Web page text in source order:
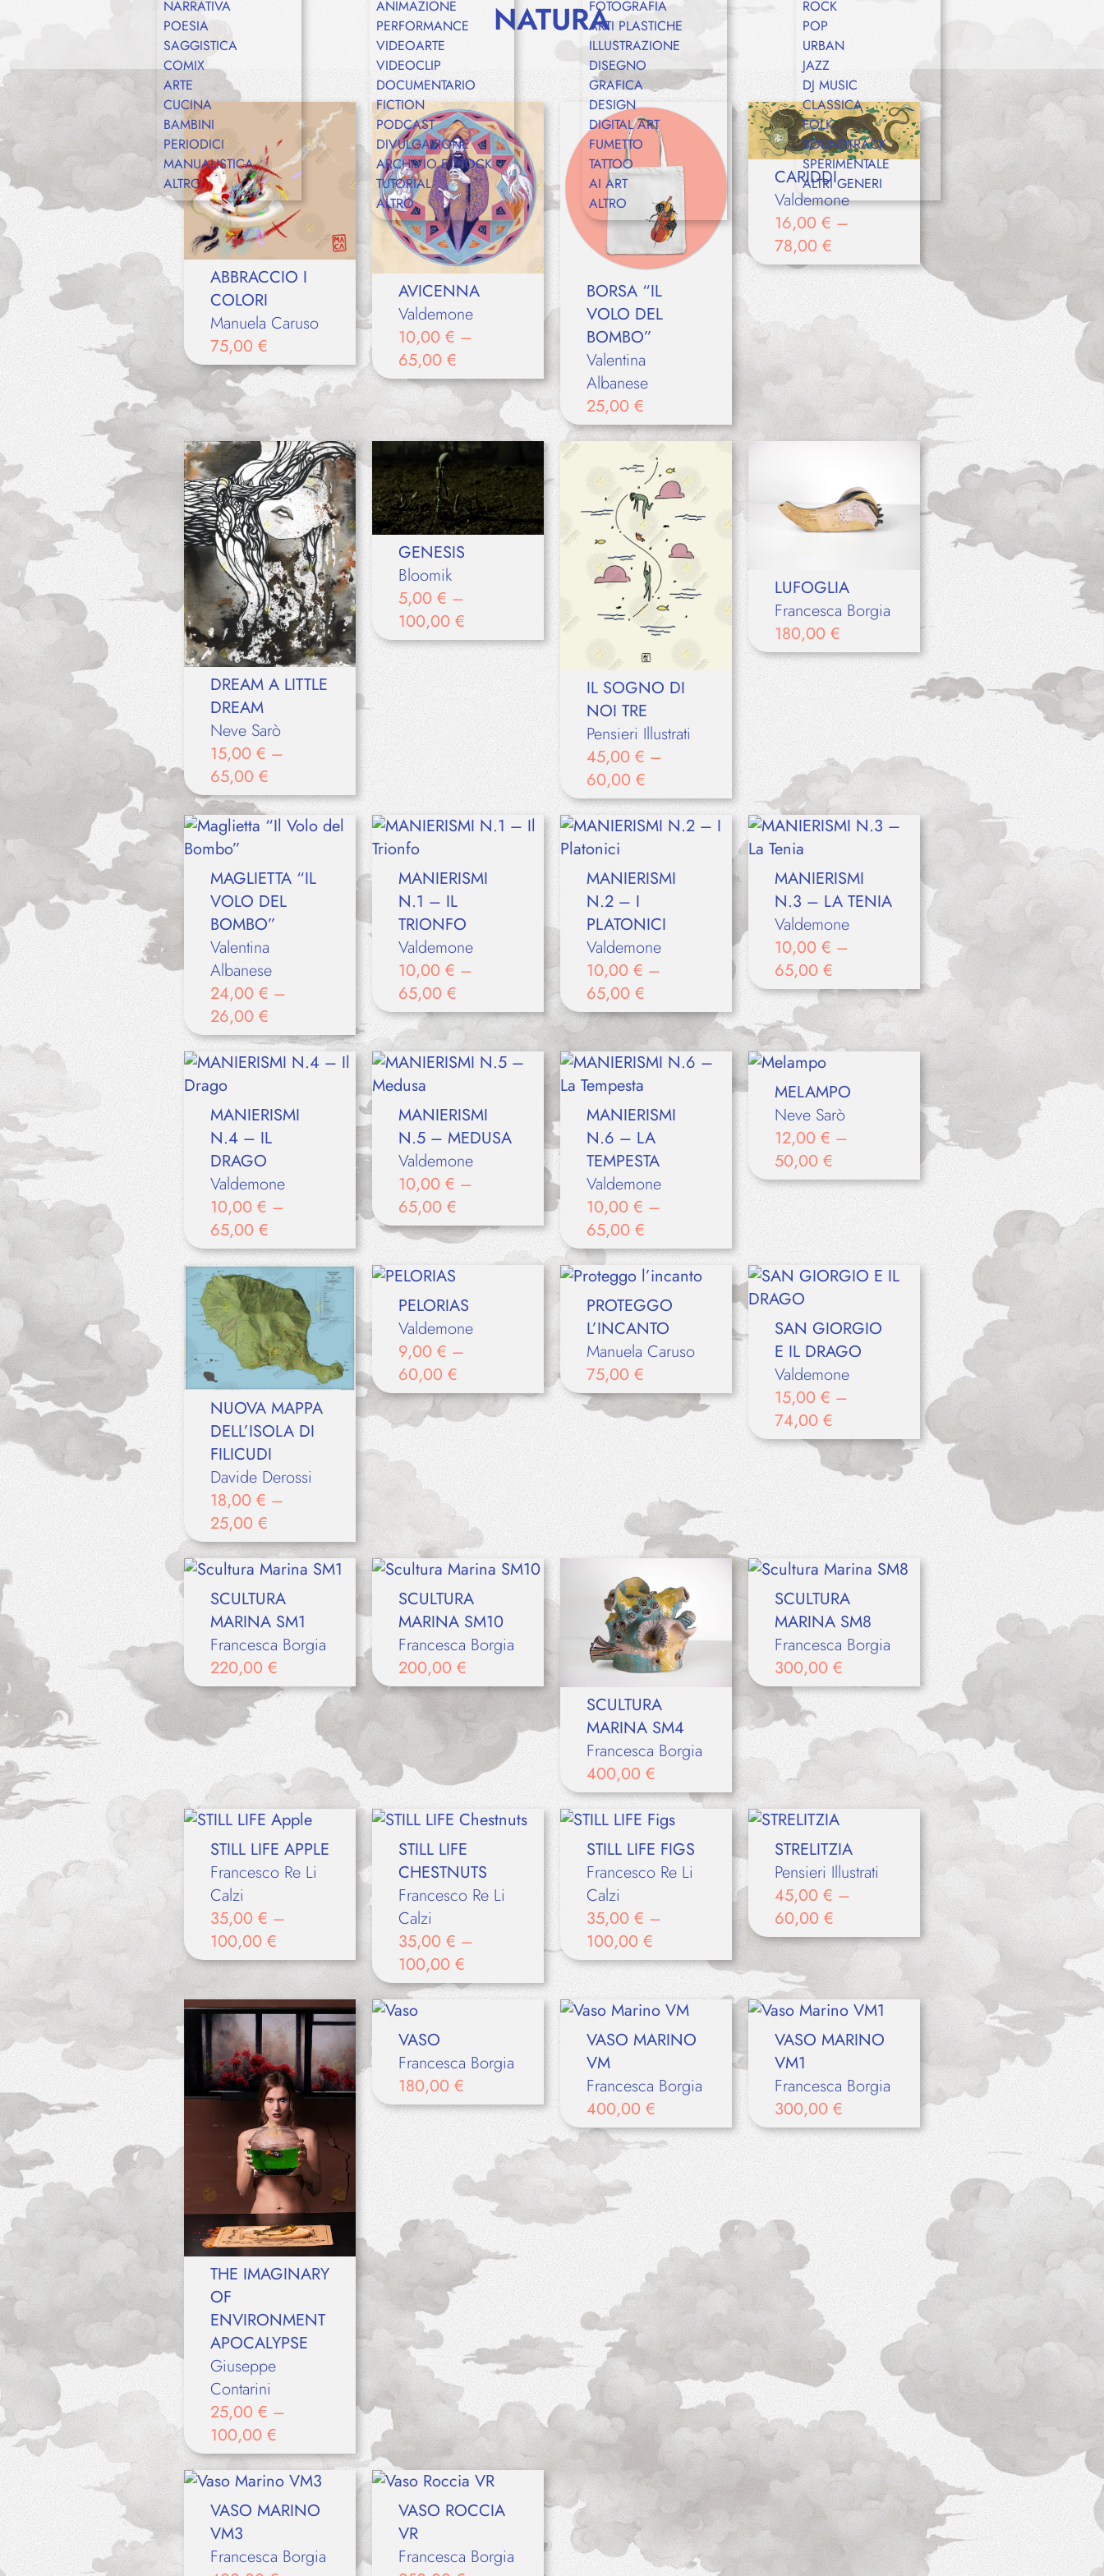
Shop
Eventi
Chi siamo
Contatti
NARRATIVA
POESIA
SAGGISTICA
COMIX
ARTE
CUCINA
BAMBINI
PERIODICI
MANUALISTICA
ALTRO
ANIMAZIONE
PERFORMANCE
VIDEOARTE
VIDEOCLIP
DOCUMENTARIO
FICTION
PODCAST
DIVULGAZIONE
ARCHIVIO E STOCK
TUTORIAL
ALTRO
FOTOGRAFIA
ARTI PLASTICHE
ILLUSTRAZIONE
DISEGNO
GRAFICA
DESIGN
DIGITAL ART
FUMETTO
TATTOO
AI ART
ALTRO
ROCK
POP
URBAN
JAZZ
DJ MUSIC
CLASSICA
FOLK
SOUNDTRACK
SPERIMENTALE
ALTRI GENERI
NATURA
ABBRACCIO I
COLORI
Manuela Caruso
75,00 €
AVICENNA
Valdemone
10,00 € –
65,00 €
BORSA “IL
VOLO DEL
BOMBO”
Valentina
Albanese
25,00 €
CARIDDI
Valdemone
16,00 € –
78,00 €
DREAM A LITTLE
DREAM
Neve Sarò
15,00 € –
65,00 €
GENESIS
Bloomik
5,00 € –
100,00 €
IL SOGNO DI
NOI TRE
Pensieri Illustrati
45,00 € –
60,00 €
LUFOGLIA
Francesca Borgia
180,00 €
MAGLIETTA “IL
VOLO DEL
BOMBO”
Valentina
Albanese
24,00 € –
26,00 €
MANIERISMI
N.1 – IL
TRIONFO
Valdemone
10,00 € –
65,00 €
MANIERISMI
N.2 – I
PLATONICI
Valdemone
10,00 € –
65,00 €
MANIERISMI
N.3 – LA TENIA
Valdemone
10,00 € –
65,00 €
MANIERISMI
N.4 – IL
DRAGO
Valdemone
10,00 € –
65,00 €
MANIERISMI
N.5 – MEDUSA
Valdemone
10,00 € –
65,00 €
MANIERISMI
N.6 – LA
TEMPESTA
Valdemone
10,00 € –
65,00 €
MELAMPO
Neve Sarò
12,00 € –
50,00 €
NUOVA MAPPA
DELL’ISOLA DI
FILICUDI
Davide Derossi
18,00 € –
25,00 €
PELORIAS
Valdemone
9,00 € –
60,00 €
PROTEGGO
L’INCANTO
Manuela Caruso
75,00 €
SAN GIORGIO
E IL DRAGO
Valdemone
15,00 € –
74,00 €
SCULTURA
MARINA SM1
Francesca Borgia
220,00 €
SCULTURA
MARINA SM10
Francesca Borgia
200,00 €
SCULTURA
MARINA SM4
Francesca Borgia
400,00 €
SCULTURA
MARINA SM8
Francesca Borgia
300,00 €
STILL LIFE APPLE
Francesco Re Li
Calzi
35,00 € –
100,00 €
STILL LIFE
CHESTNUTS
Francesco Re Li
Calzi
35,00 € –
100,00 €
STILL LIFE FIGS
Francesco Re Li
Calzi
35,00 € –
100,00 €
STRELITZIA
Pensieri Illustrati
45,00 € –
60,00 €
THE IMAGINARY
OF
ENVIRONMENT
APOCALYPSE
Giuseppe
Contarini
25,00 € –
100,00 €
VASO
Francesca Borgia
180,00 €
VASO MARINO
VM
Francesca Borgia
400,00 €
VASO MARINO
VM1
Francesca Borgia
300,00 €
VASO MARINO
VM3
Francesca Borgia
VASO ROCCIA
VR
Francesca Borgia